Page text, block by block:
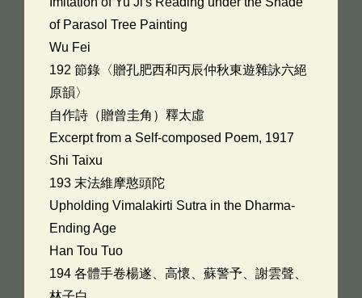
of Parasol Tree Painting
Wu Fei
192 節錄〈贈孔肥西和丙辰仲秋東遊雜詠六絕
原韻〉
自作詩（贈曾圭角）釋太虛
Excerpt from a Self-composed Poem, 1917
Shi Taixu
193 末法維摩憨頭陀
Upholding Vimalakirti Sutra in the Dharma-
Ending Age
Han Tou Tuo
194 各體手卷楊遂、高懷、蘇警予、謝雲聲、